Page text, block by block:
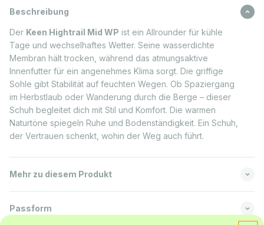
Beschreibung
Der Keen Hightrail Mid WP ist ein Allrounder für kühle
Tage und wechselhaftes Wetter. Seine wasserdichte
Membran hält trocken, während das atmungsaktive
Innenfutter für ein angenehmes Klima sorgt. Die griffige
Sohle gibt Stabilität auf feuchten Wegen. Ob Spaziergang
im Herbstlaub oder Wanderung durch die Berge – dieser
Schuh begleitet dich mit Stil und Komfort. Die warmen
Naturtöne spiegeln Ruhe und Bodenständigkeit. Ein Schuh,
der Vertrauen schenkt, wohin der Weg auch führt.
Mehr zu diesem Produkt
Passform